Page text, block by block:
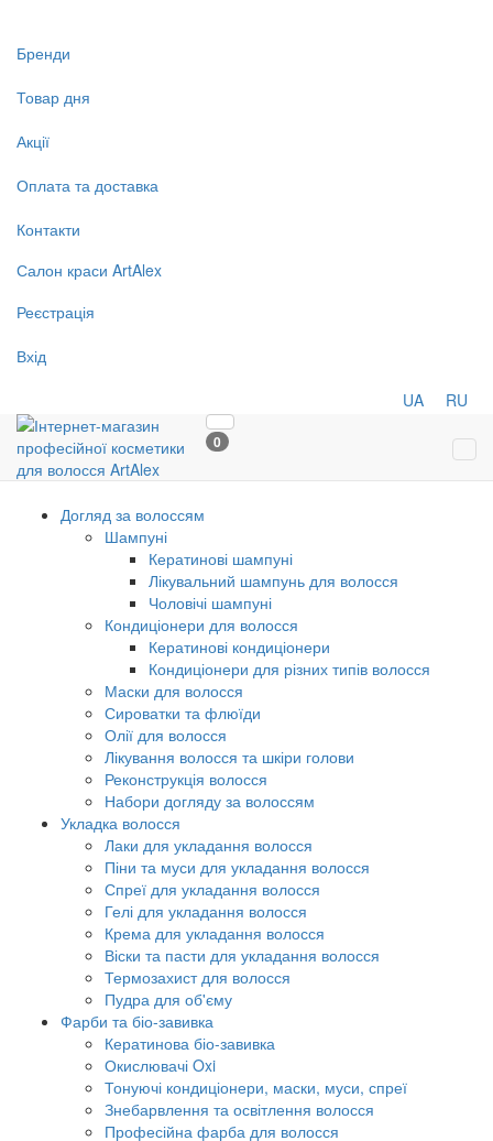
Бренди
Товар дня
Акції
Оплата та доставка
Контакти
Салон краси ArtAlex
Реєстрація
Вхід
UA RU
0
Догляд за волоссям
Шампуні
Кератинові шампуні
Лікувальний шампунь для волосся
Чоловічі шампуні
Кондиціонери для волосся
Кератинові кондиціонери
Кондиціонери для різних типів волосся
Маски для волосся
Сироватки та флюїди
Олії для волосся
Лікування волосся та шкіри голови
Реконструкція волосся
Набори догляду за волоссям
Укладка волосся
Лаки для укладання волосся
Піни та муси для укладання волосся
Спреї для укладання волосся
Гелі для укладання волосся
Крема для укладання волосся
Віски та пасти для укладання волосся
Термозахист для волосся
Пудра для об'єму
Фарби та біо-завивка
Кератинова біо-завивка
Окислювачі Oxi
Тонуючі кондиціонери, маски, муси, спреї
Знебарвлення та освітлення волосся
Професійна фарба для волосся